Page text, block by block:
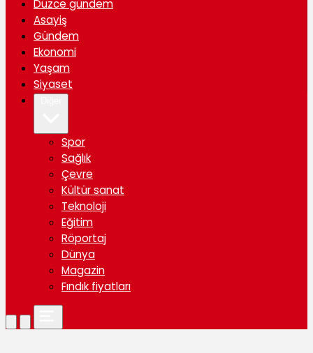
Düzce gündem
Asayiş
Gündem
Ekonomi
Yaşam
Siyaset
Spor
Sağlık
Çevre
Kültür sanat
Teknoloji
Eğitim
Röportaj
Dünya
Magazin
Fındık fiyatları